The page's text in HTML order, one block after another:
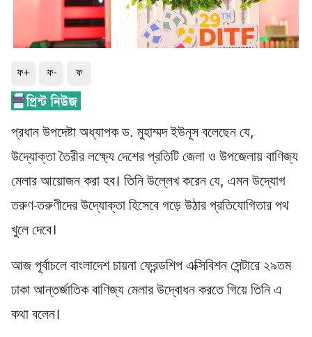
ফ+ ফ- ফ
প্রধান উপদেষ্টা অধ্যাপক ড. মুহাম্মদ ইউনূস বলেছেন যে,
উদ্যোক্তা তৈরীর লক্ষ্যে দেশের প্রতিটি জেলা ও উপজেলায় বাণিজ্য
মেলার আয়োজন করা হব। তিনি উল্লেখ করেন যে, এমন উদ্যোগ
তরুণ-তরুণীদের উদ্যোক্তা হিসেবে গড়ে উঠার প্রতিযোগিতার পথ
খুলে দেবে।
আজ পূর্বাচলে বাংলাদেশ চায়না ফ্রেন্ডশিপ এক্সিবিশন সেন্টারে ২৯তম
ঢাকা আন্তর্জাতিক বাণিজ্য মেলার উদ্বোধন করতে গিয়ে তিনি এ
কথা বলেন।